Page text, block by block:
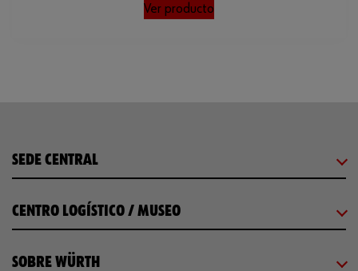
Ver producto
SEDE CENTRAL
CENTRO LOGÍSTICO / MUSEO
SOBRE WÜRTH